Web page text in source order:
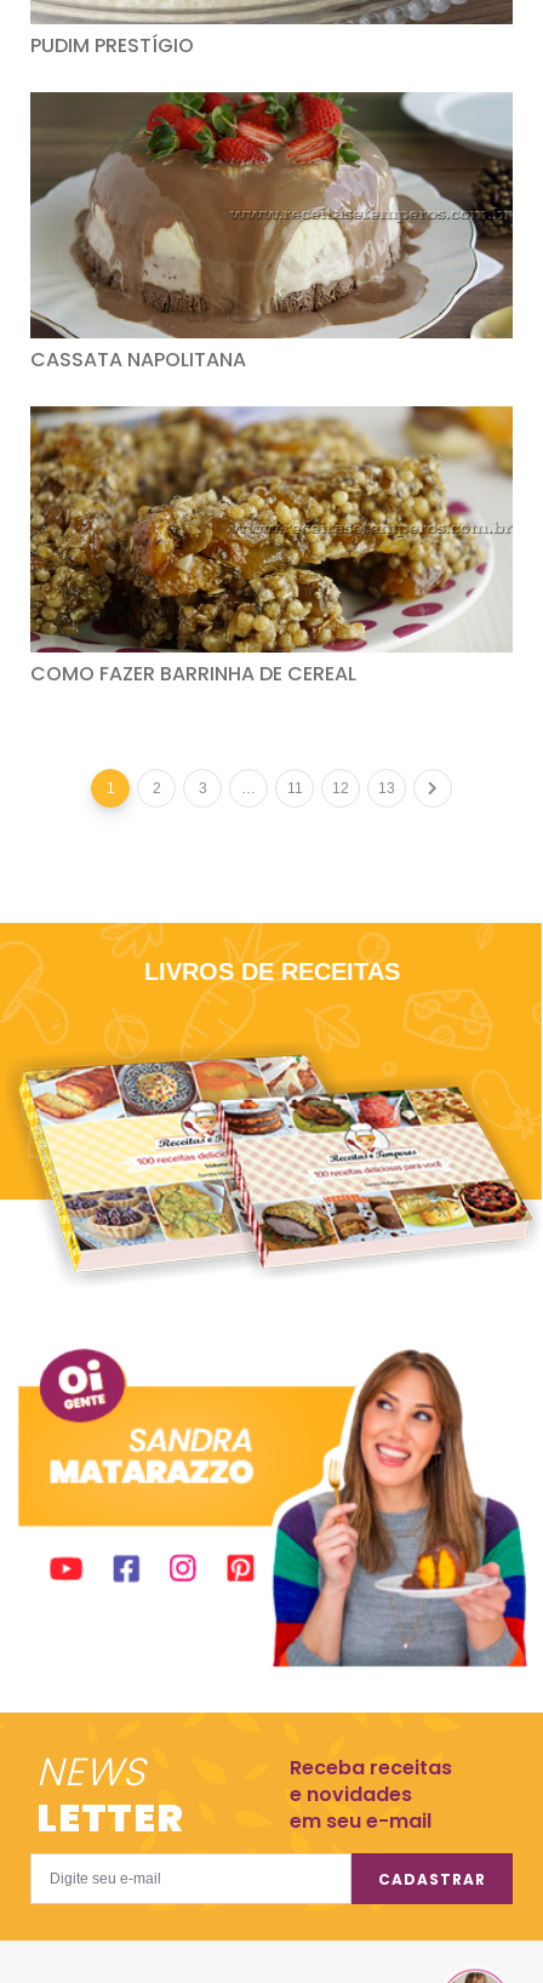
PUDIM PRESTÍGIO
CASSATA NAPOLITANA
COMO FAZER BARRINHA DE CEREAL
1 2 3 11 12 13
LIVROS DE RECEITAS
NEWS
LETTER
Receba receitas
e novidades
em seu e-mail
CADASTRAR